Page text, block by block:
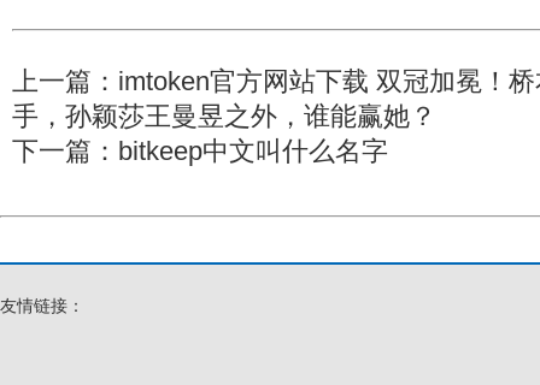
上一篇： imtoken官方网站下载 双冠加冕！
手，孙颖莎王曼昱之外，谁能赢她？
下一篇： bitkeep中文叫什么名字
友情链接：